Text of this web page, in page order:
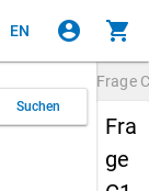
EN account_circle shopping_cart
Suchen
Frage
Fra
ge